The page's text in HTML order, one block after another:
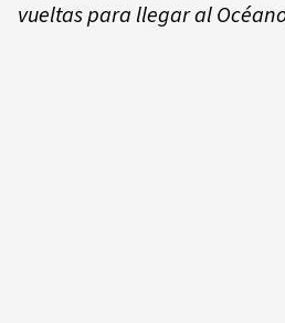
vueltas para llegar al